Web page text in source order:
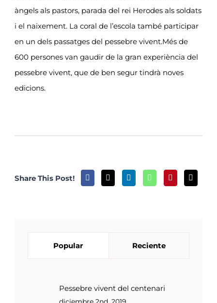
àngels als pastors, parada del rei Herodes als soldats
i el naixement. La coral de l’escola també participar
en un dels passatges del pessebre vivent.Més de
600 persones van gaudir de la gran experiència del
pessebre vivent, que de ben segur tindrà noves
edicions.
Share This Post!
Popular Reciente
Pessebre vivent del centenari